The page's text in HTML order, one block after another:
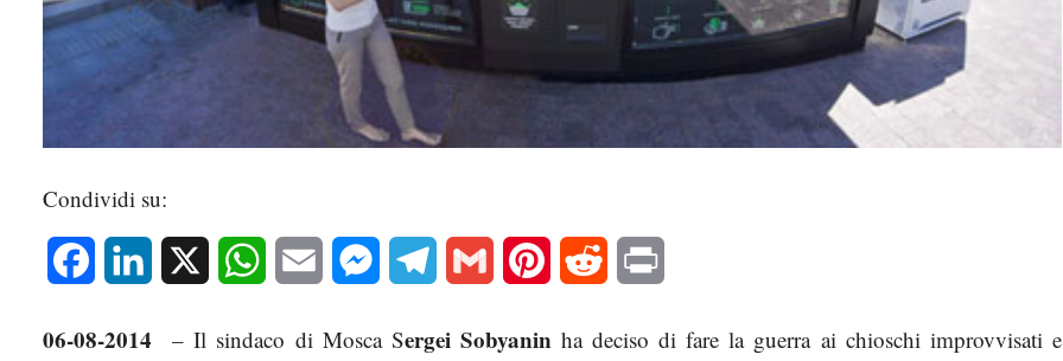
Condividi su:
Facebook LinkedIn WhatsAppEmail MessengerTelegram Gmail Pinterest Reddit
06-08-2014 – Il sindaco di Mosca Sergei Sobyanin ha deciso di fare la guerra ai chioschi improvvisati e